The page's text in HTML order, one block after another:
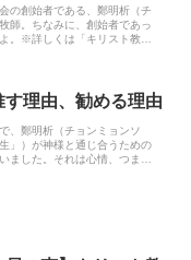
の創始者である、鄭明析（チ
師。ちなみに、創始者であっ
。※詳しくは「キリスト教福
す理由、勧める理由
、鄭明析（チョンミョンソ
」）が神様と通じ合うための
ました。それは心情、つまり